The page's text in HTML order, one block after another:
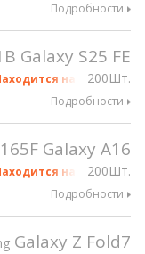
Подробности
Galaxy S25 FE
200Шт.
на gsmX Hong
Подробности
Galaxy A16
200Шт.
на gsmX Hong
Подробности
Galaxy Z Fold7